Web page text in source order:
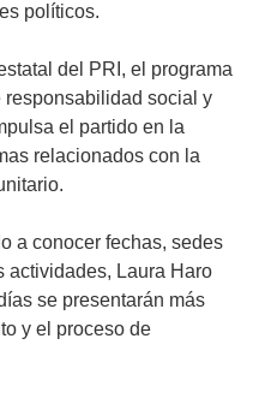
políticos.
del PRI, el programa
responsabilidad social y
el partido en la
relacionados con la
a conocer fechas, sedes
actividades, Laura Haro
se presentarán más
y el proceso de